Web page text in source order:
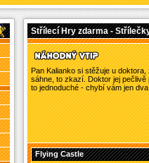
Střílecí Hry zdarma -
Pan Kalianko si stěžuje u
sáhne, to zkazí. Doktor jej pečlivě
to jednoduché - chybí vám jen
Flying Castle